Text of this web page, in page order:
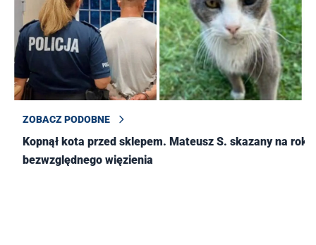
ZOBACZ PODOBNE
Kopnął kota przed sklepem. Mateusz S. skazany na rok
bezwzględnego więzienia